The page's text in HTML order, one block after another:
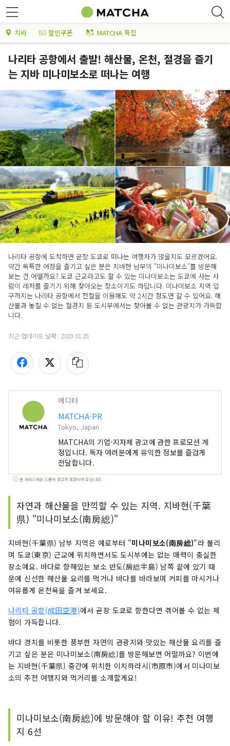
치바 할인쿠폰 MATCHA 특집
나리타 공항에서 출발! 해산물, 온천, 절경을 즐기
는 지바 미나미보소로 떠나는 여행
나리타 공항에 도착하면 곧장 도쿄로 떠나는 여행자가 많을지도 모르겠어요.
약간 독특한 여정을 즐기고 싶은 분은 지바현 남부의 "미나미보소"를 방문해
보는 건 어떨까요? 도쿄 근교라고도 할 수 있는 미나미보소는 도쿄에 사는 사
람이 레저를 즐기기 위해 찾아오는 장소이기도 하답니다. 미나미보소 지역 입
구까지는 나리타 공항에서 전철을 이용해도 약 2시간 정도면 갈 수 있어요. 해
산물과 놓칠 수 없는 절경지 등 도시부에서는 찾아볼 수 없는 관광지가 가득합
니다.
최근 업데이트 날짜 : 2019.01.28
에디터
MATCHA-PR
Tokyo, Japan
MATCHA의 기업·지자체 광고에 관한 프로모션 계
정입니다. 독자 여러분에게 유익한 정보를 즐겁게
전달합니다.
본 서비스에는 스폰서 광고가 포함되어 있습니다.
자연과 해산물을 만끽할 수 있는 지역. 지바현(千葉
県) "미나미보소(南房総)"
지바현(千葉県) 남부 지역은 예로부터 "미나미보소(南房総)"라 불리
며 도쿄(東京) 근교에 위치하면서도 도시부에는 없는 매력이 충실한
장소예요. 바다로 향해있는 보소 반도(房総半島) 남쪽 끝에 있기 때
문에 신선한 해산물 요리를 먹거나 바다를 바라보며 커피를 마시거나
여유롭게 온천욕을 즐겨 보세요.
나리타 공항(成田空港)에서 곧장 도쿄로 향한다면 겪어볼 수 없는 체
험이 가득합니다.
바다 경치를 비롯한 풍부한 자연의 관광지와 맛있는 해산물 요리를 즐
기고 싶은 분은 미나미보소(南房総)를 방문해보면 어떨까요? 이번에
는 지바현(千葉県) 중간에 위치한 이치하라시(市原市)에서 미나미보
소의 추천 여행지와 먹거리를 소개할게요!
미나미보소(南房総)에 방문해야 할 이유! 추천 여행
지 6선